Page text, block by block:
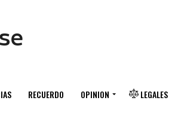
RECUERDO OPINION LEGALES